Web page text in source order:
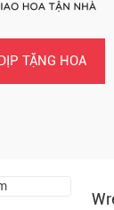
TẶNG HOA